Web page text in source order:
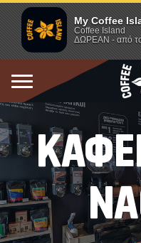
My Coffee
Coffee Island
ΔΩΡΕΑΝ - από